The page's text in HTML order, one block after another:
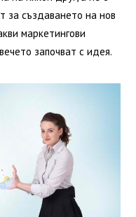
за създаването на нов
маркетингови
започват с идея.